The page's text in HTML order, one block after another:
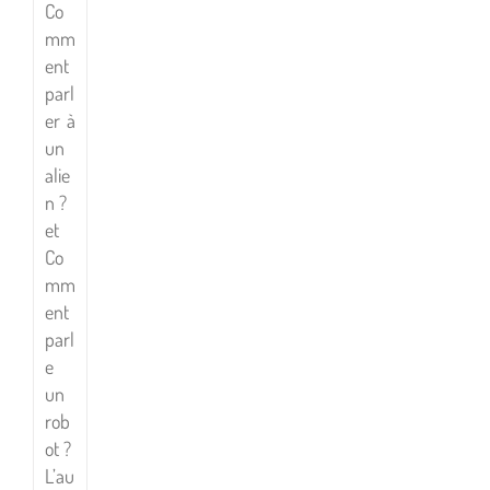
Co
mm
ent
parl
er à
un
alie
n ?
et
Co
mm
ent
parl
e
un
rob
ot ?
L’au